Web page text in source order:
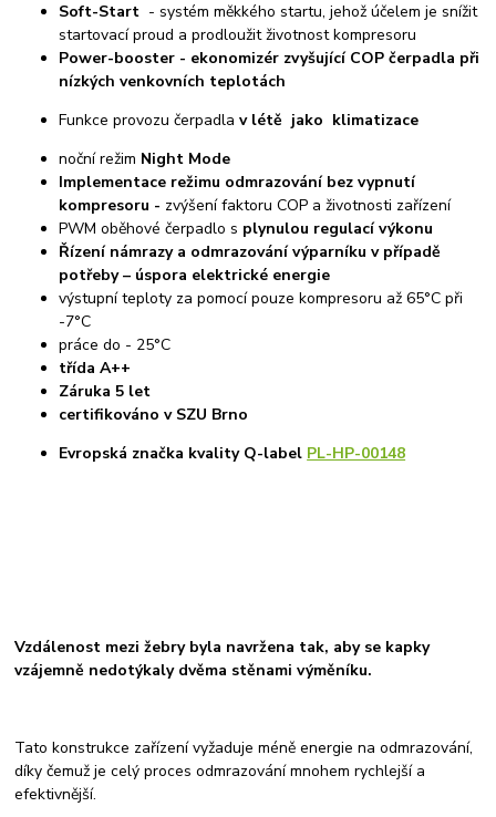
Soft-Start - systém měkkého startu, jehož účelem je snížit
startovací proud a prodloužit životnost kompresoru
Power-booster - ekonomizér zvyšující COP čerpadla při
nízkých venkovních teplotách
Funkce provozu čerpadla v létě jako klimatizace
noční režim Night Mode
Implementace režimu odmrazování bez vypnutí
kompresoru - zvýšení faktoru COP a životnosti zařízení
PWM oběhové čerpadlo s plynulou regulací výkonu
Řízení námrazy a odmrazování výparníku v případě
potřeby – úspora elektrické energie
výstupní teploty za pomocí pouze kompresoru až 65°C při
-7°C
práce do - 25°C
třída A++
Záruka 5 let
certifikováno v SZU Brno
Evropská značka kvality Q-label PL-HP-00148
Vzdálenost mezi žebry byla navržena tak, aby se kapky
vzájemně nedotýkaly dvěma stěnami výměníku.
Tato konstrukce zařízení vyžaduje méně energie na odmrazování,
díky čemuž je celý proces odmrazování mnohem rychlejší a
efektivnější.